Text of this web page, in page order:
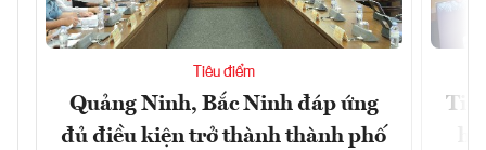
Tiêu điểm
Quảng Ninh, Bắc Ninh đáp ứng
đủ điều kiện trở thành thành phố